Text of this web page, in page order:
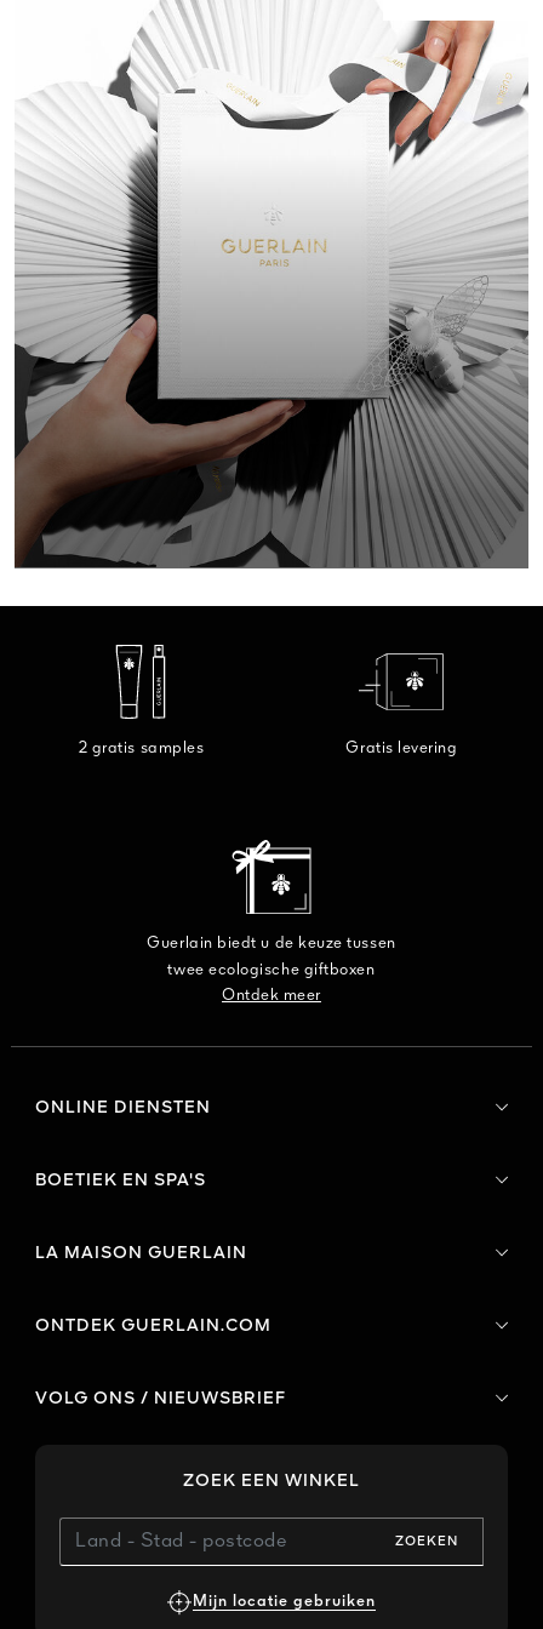
2 gratis samples Gratis levering
Guerlain biedt u de keuze tussen
twee ecologische giftboxen
Ontdek meer
ONLINE DIENSTEN
BOETIEK EN SPA'S
LA MAISON GUERLAIN
ONTDEK GUERLAIN.COM
VOLG ONS / NIEUWSBRIEF
ZOEK EEN WINKEL
ZOEKEN
Mijn locatie gebruiken